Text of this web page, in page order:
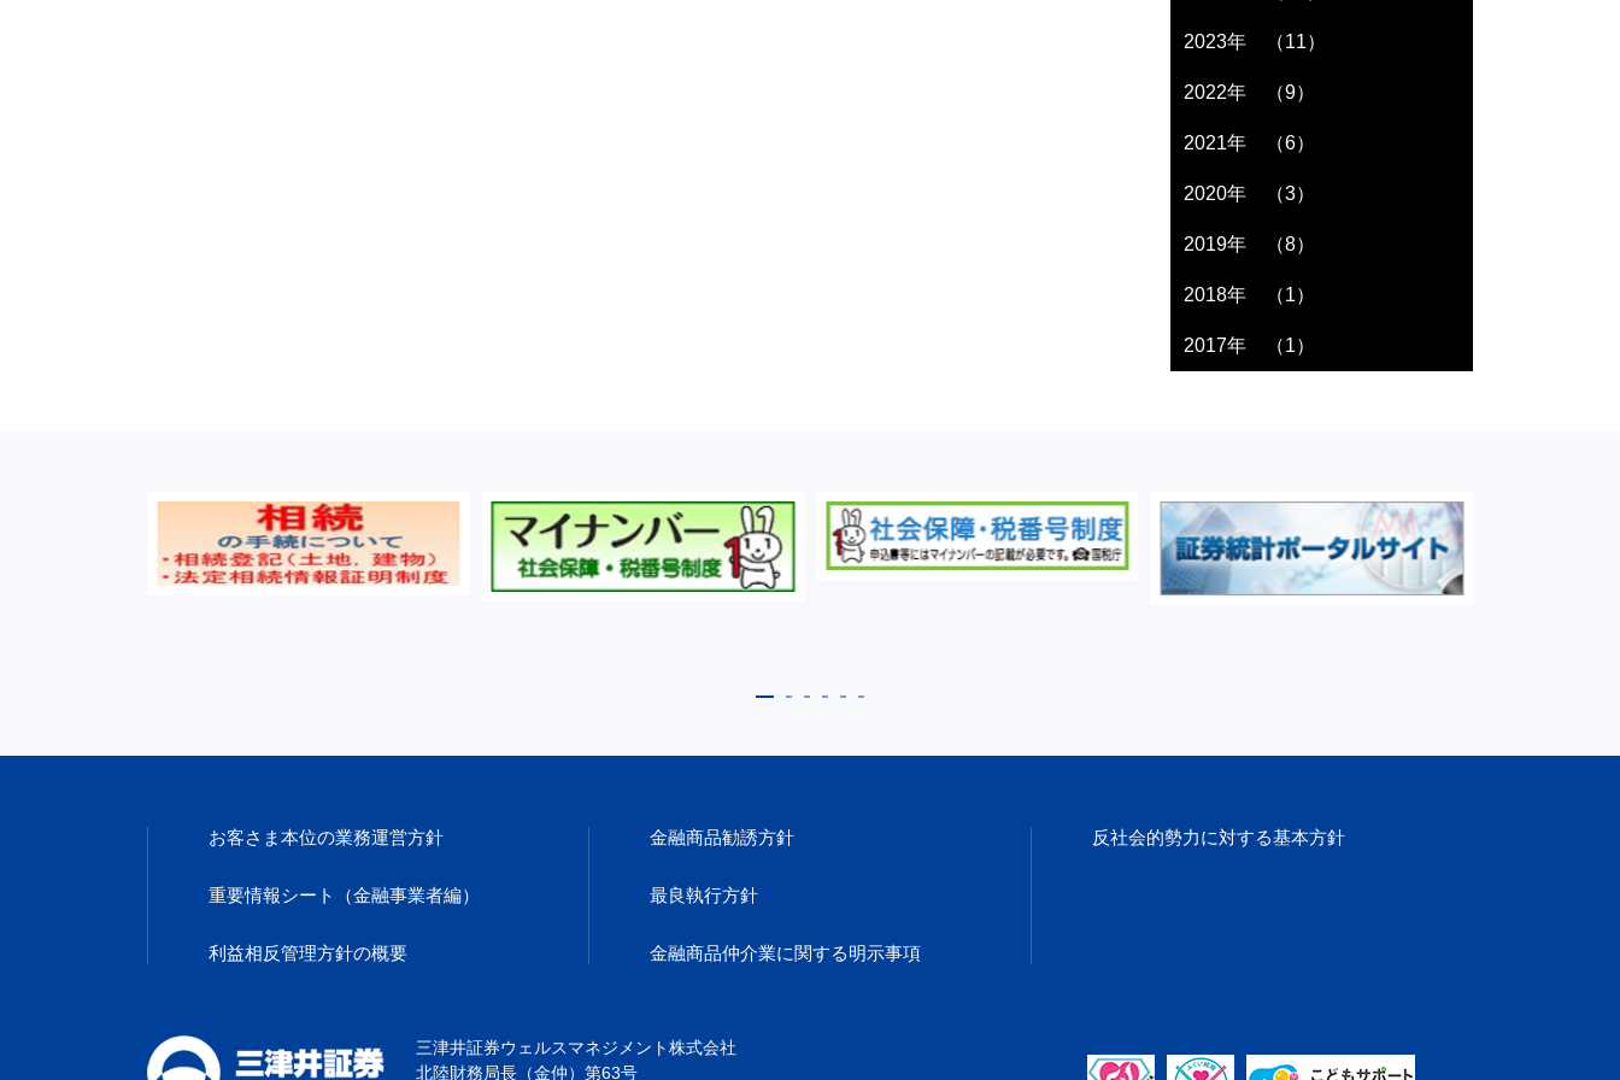
2023年 （11）
2022年 （9）
2021年 （6）
2020年 （3）
2019年 （8）
2018年 （1）
2017年 （1）
お客さま本位の業務運営方針
重要情報シート （金融事業者編）
利益相反管理方針の概要
金融商品勧誘方針
最良執行方針
金融商品仲介業に関する明示事項
反社会的勢力に対する基本方針
三津井証券ウェルスマネジメント株式会社
北陸財務局長（金仲）第63号